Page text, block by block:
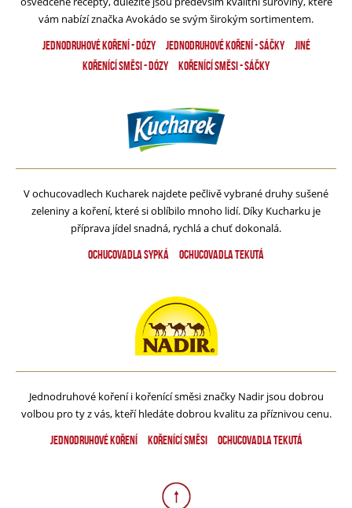
vám nabízí značka Avokádo se svým širokým sortimentem.
Jednodruhové koření - dózy Jednodruhové koření - Sáčky
Jiné
Kořenící směsi - dózy
Kořenící směsi - Sáčky
V ochucovadlech Kucharek najdete pečlivě vybrané druhy sušené
zeleniny a koření, které si oblíbilo mnoho lidí. Díky Kucharku je
příprava jídel snadná, rychlá a chuť dokonalá.
Ochucovadla sypká Ochucovadla tekutá
Jednodruhové koření i kořenící směsi značky Nadir jsou dobrou
volbou pro ty z vás, kteří hledáte dobrou kvalitu za příznivou cenu.
Jednodruhové koření Kořenící směsi Ochucovadla tekutá